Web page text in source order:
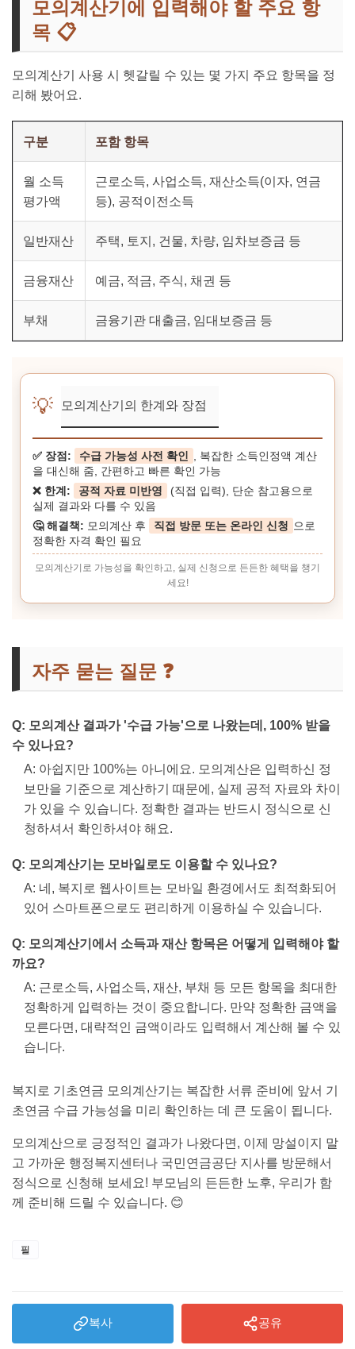
모의계산기에 입력해야 할 주요 항
목 📋
모의계산기 사용 시 헷갈릴 수 있는 몇 가지 주요 항목을 정
리해 봤어요.
구분 포함 항목
월 소득
평가액
근로소득, 사업소득, 재산소득(이자, 연금
등), 공적이전소득
일반재산 주택, 토지, 건물, 차량, 임차보증금 등
금융재산 예금, 적금, 주식, 채권 등
부채 금융기관 대출금, 임대보증금 등
💡 모의계산기의 한계와 장점
✅ 장점: 수급 가능성 사전 확인
, 복잡한 소득인정액 계산
을 대신해 줌, 간편하고 빠른 확인 가능
❌ 한계:
공적 자료 미반영
(직접 입력), 단순 참고용으로
실제 결과와 다를 수 있음
🤔 해결책: 모의계산 후 직접 방문 또는 온라인 신청 으로
정확한 자격 확인 필요
모의계산기로 가능성을 확인하고, 실제 신청으로 든든한 혜택을 챙기
세요!
자주 묻는 질문 ❓
Q: 모의계산 결과가 '수급 가능'으로 나왔는데, 100% 받을
수 있나요?
A: 아쉽지만 100%는 아니에요. 모의계산은 입력하신 정
보만을 기준으로 계산하기 때문에, 실제 공적 자료와 차이
가 있을 수 있습니다. 정확한 결과는 반드시 정식으로 신
청하셔서 확인하셔야 해요.
Q: 모의계산기는 모바일로도 이용할 수 있나요?
A: 네, 복지로 웹사이트는 모바일 환경에서도 최적화되어
있어 스마트폰으로도 편리하게 이용하실 수 있습니다.
Q: 모의계산기에서 소득과 재산 항목은 어떻게 입력해야 할
까요?
A: 근로소득, 사업소득, 재산, 부채 등 모든 항목을 최대한
정확하게 입력하는 것이 중요합니다. 만약 정확한 금액을
모른다면, 대략적인 금액이라도 입력해서 계산해 볼 수 있
습니다.
복지로 기초연금 모의계산기는 복잡한 서류 준비에 앞서 기
초연금 수급 가능성을 미리 확인하는 데 큰 도움이 됩니다.
모의계산으로 긍정적인 결과가 나왔다면, 이제 망설이지 말
고 가까운 행정복지센터나 국민연금공단 지사를 방문해서
정식으로 신청해 보세요! 부모님의 든든한 노후, 우리가 함
께 준비해 드릴 수 있습니다. 😊
필
복사 공유